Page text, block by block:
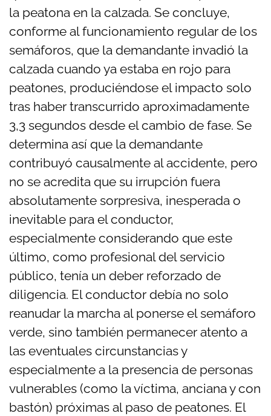
la peatona en la calzada. Se concluye,
conforme al funcionamiento regular de los
semáforos, que la demandante invadió la
calzada cuando ya estaba en rojo para
peatones, produciéndose el impacto solo
tras haber transcurrido aproximadamente
3,3 segundos desde el cambio de fase. Se
determina así que la demandante
contribuyó causalmente al accidente, pero
no se acredita que su irrupción fuera
absolutamente sorpresiva, inesperada o
inevitable para el conductor,
especialmente considerando que este
último, como profesional del servicio
público, tenía un deber reforzado de
diligencia. El conductor debía no solo
reanudar la marcha al ponerse el semáforo
verde, sino también permanecer atento a
las eventuales circunstancias y
especialmente a la presencia de personas
vulnerables (como la víctima, anciana y con
bastón) próximas al paso de peatones. El